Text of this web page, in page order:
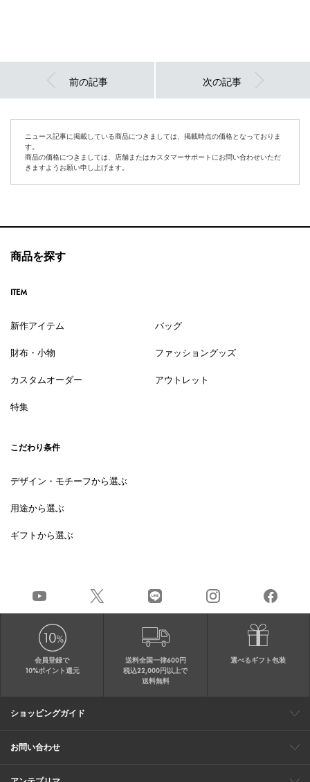
前の記事 次の記事
ニュース記事に掲載している商品につきましては、掲載時点の価格となっておりま
す。
商品の価格につきましては、店舗またはカスタマーサポートにお問い合わせいただ
きますようお願い申し上げます。
商品を探す
ITEM
新作アイテム バッグ
財布・小物 ファッショングッズ
カスタムオーダー アウトレット
特集
こだわり条件
デザイン・モチーフから選ぶ
用途から選ぶ
ギフトから選ぶ
会員登録で
10%ポイント還元
送料全国一律600円
税込22,000円以上で
送料無料
選べるギフト包装
ショッピングガイド
会員特典
ご購入・配送について
返品について
ギフト包装
FAQ
サイトマップ
お問い合わせ
メールでのお問い合わせ
お修理についてのお問い合わせ